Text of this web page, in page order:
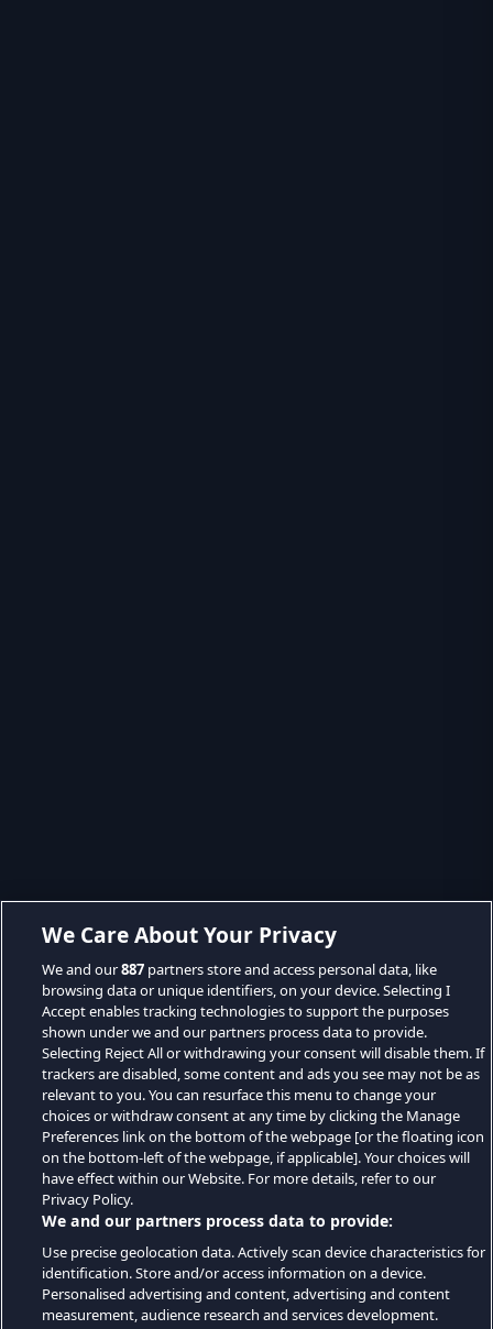
We Care About Your Privacy
We and our887 partners store and access personal data, like
browsing data or unique identifiers, on your device. Selecting I
Accept enables tracking technologies to support the purposes
shown under we and our partners process data to provide.
Selecting Reject All or withdrawing your consent will disable them. If
trackers are disabled, some content and ads you see may not be as
relevant to you. You can resurface this menu to change your
choices or withdraw consent at any time by clicking the Manage
Preferences link on the bottom of the webpage [or the floating icon
on the bottom-left of the webpage, if applicable]. Your choices will
have effect within our Website. For more details, refer to our
Privacy Policy.
We and our partners process data to provide:
Use precise geolocation data. Actively scan device characteristics for
identification. Store and/or access information on a device.
Personalised advertising and content, advertising and content
measurement, audience research and services development.